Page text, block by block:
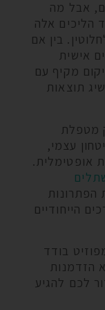
אבל מה
אלה
בין אם
אישית
מקיף עם
תוצאות
מטפלת
עצמי,
אופטימלית.
הייחודיים
בודד
הזדמנות
לכם להגיע